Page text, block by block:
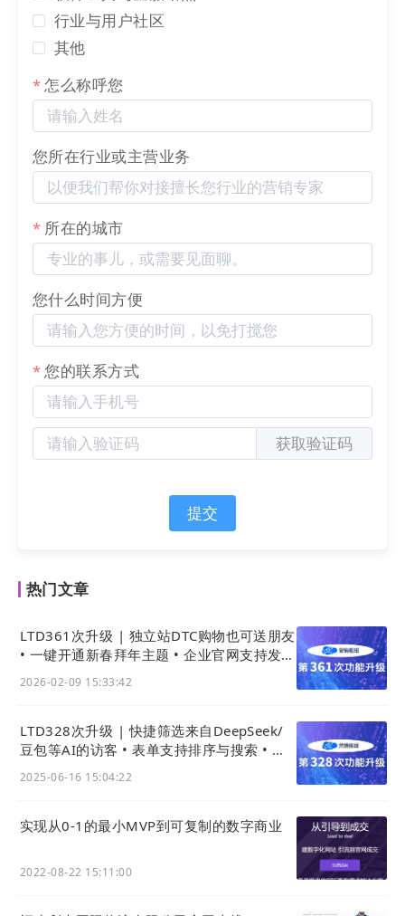
和官网上的AI智能体一样，如果需要设置
知识，可以通过下面的路径进行知识库设置。
操作路径：官微中心 - 应用 -AI智能体
知识内容，让名片里的智能体成为你的
，来更好地为你的客户提供24x7的
本次升级后，官微名片（公共版）小程序可支持手机
扫NFC卡片，直接打开名片小程序的功能。
利用该功能，在线下面对面的场景里，可以通过让对
换的路径更短，更有效率。
行业与用户社区
其他
怎么称呼您
您所在行业或主营业务
所在的城市
您什么时间方便
您的联系方式
获取验证码
提交
热门文章
LTD361次升级 | 独立站DTC购物也可送朋友
• 一键开通新春拜年主题 • 企业官网支持发拜
2026-02-09 15:33:42
LTD328次升级 | 快捷筛选来自DeepSeek/
豆包等AI的访客 • 表单支持排序与搜索 • 企
2025-06-16 15:04:22
实现从0-1的最小MVP到可复制的数字商业
2022-08-22 15:11:00